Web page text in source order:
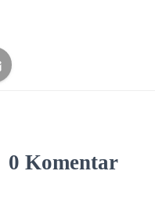
0 Komentar